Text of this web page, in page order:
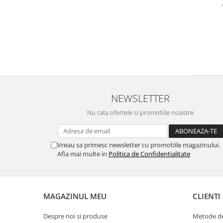
NEWSLETTER
Nu rata ofertele si promotiile noastre
Vreau sa primesc newsletter cu promotiile magazinului.
Afla mai multe in Politica de Confidentialitate
MAGAZINUL MEU
Despre noi si produse
CLIENTI
Metode